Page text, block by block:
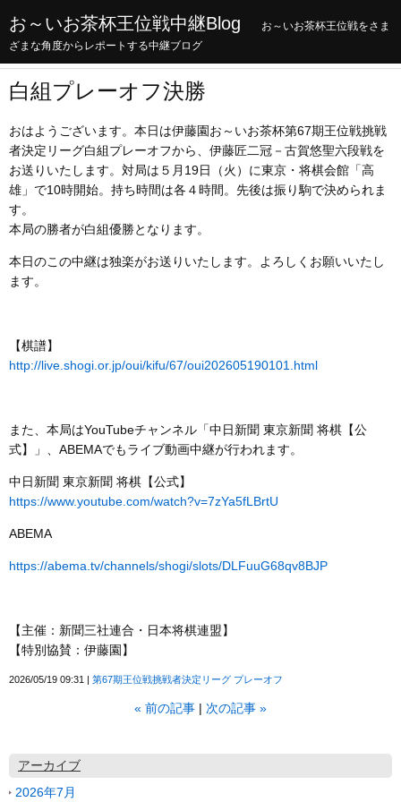
お～いお茶杯王位戦中継Blog
お～いお茶杯王位戦をさま
ざまな角度からレポートする中継ブログ
白組プレーオフ決勝
おはようございます。本日は伊藤園お～いお茶杯第67期王位戦挑戦
者決定リーグ白組プレーオフから、伊藤匠二冠－古賀悠聖六段戦を
お送りいたします。対局は５月19日（火）に東京・将棋会館「高
雄」で10時開始。持ち時間は各４時間。先後は振り駒で決められま
す。
本局の勝者が白組優勝となります。
本日のこの中継は独楽がお送りいたします。よろしくお願いいたし
ます。
【棋譜】
http://live.shogi.or.jp/oui/kifu/67/oui202605190101.html
また、本局はYouTubeチャンネル「中日新聞 東京新聞 将棋【公
式】」、ABEMAでもライブ動画中継が行われます。
中日新聞 東京新聞 将棋【公式】
https://www.youtube.com/watch?v=7zYa5fLBrtU
ABEMA
https://abema.tv/channels/shogi/slots/DLFuuG68qv8BJP
【主催：新聞三社連合・日本将棋連盟】
【特別協賛：伊藤園】
2026/05/19 09:31 第67期王位戦挑戦者決定リーグ プレーオフ
« 前の記事 次の記事 »
アーカイブ
2026年7月